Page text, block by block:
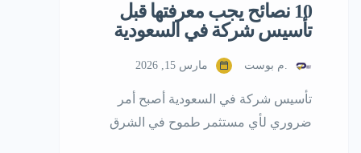
10 نصائح يجب معرفتها قبل
تأسيس شركة في السعودية
.م بوست مارس 15, 2026
تأسيس شركة في السعودية أصبح أمر
ضروري لأي مستثمر طموح في الشرق